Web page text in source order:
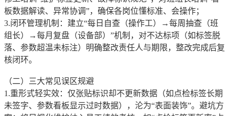
板数据解读、异常协调”，确保各岗位懂标准、会操作；
3.闭环管理机制：建立“每日自查（操作工）→每周抽查（班
组长）→每月复盘（设备部）”机制，对不达标项（如标签脱
落、参数超温未标注）明确整改责任人与期限，整改完成后复
核闭环。
（二）三大常见误区规避
1.重形式轻实效：仅张贴标识却不更新数据（如点检标签长期
未签字、参数看板显示过时数据），沦为“表面装饰”。避坑方